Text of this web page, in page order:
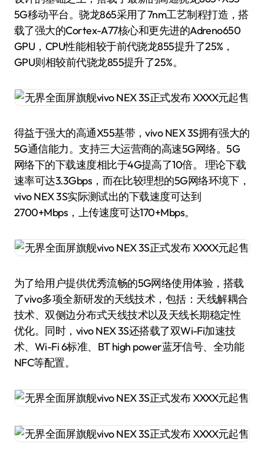
5G移动平台。骁龙865采用了7nm工艺制程打造，搭
载了强大的Cortex-A77核心和更先进的Adreno650
GPU，CPU性能相较于前代骁龙855提升了25%，
GPU则相较前代骁龙855提升了25%。
得益于强大的高通X55基带，vivo NEX 3S拥有强大的
5G通信能力。支持三大运营商的高速5G网络。5G
网络下的下载速度相比于4G提高了10倍。 理论下载
速率可达3.3Gbps，而在比较理想的5G网络环境下，
vivo NEX 3S实际测试出的下载速度可达到
2700+Mbps，上传速度可达170+Mbps。
为了给用户提供优秀流畅的5G网络使用体验，搭载
了vivo多项全新研发的天线技术，包括：天线解耦合
技术、双侧边分布式天线技术以及天线长期稳定性
优化。同时，vivo NEX 3S还搭载了双Wi-Fi加速技
术、Wi-Fi 6标准、BT high power蓝牙信号、全功能
NFC等配置。